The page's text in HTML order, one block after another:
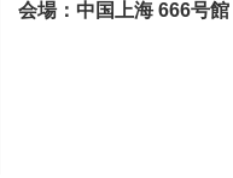
会場：中国上海 666号館